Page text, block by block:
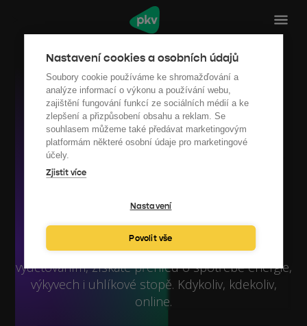
Nastavení cookies a osobních údajů
Soubory cookie používáme ke shromažďování a
analýze informací o výkonu a používání webu,
zajištění fungování funkcí ze sociálních médií a ke
zlepšení a přizpůsobení obsahu a reklam. Se
souhlasem můžeme také předávat marketingovým
platformám některé osobní údaje pro marketingové
účely.
Zjistit více
Nastavení
Povolit vše
Převeďte svou
energetiku do digitální
podoby
Máme skvělého pomocníka pro celou oblast
udržitelnosti a energetického managementu.
Přeneseme vaše energetická data do našeho
řešení Enmon. A vy ušetříte výdaje za energie,
spočítáte svoje emise a budete pohodlně
reportovat ESG. Vyhnete se nezvykle vysokým
vyúčtováním, získáte přehled o spotřebě energie,
výkyvech i uhlíkové stopě. Kdykoliv, kdekoliv,
online.